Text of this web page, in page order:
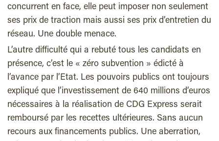
concurrent en face, elle peut imposer non seulement
ses prix de traction mais aussi ses prix d’entretien du
réseau. Une double menace.
L’autre difficulté qui a rebuté tous les candidats en
présence, c’est le « zéro subvention » édicté à
l’avance par l’Etat. Les pouvoirs publics ont toujours
expliqué que l’investissement de 640 millions d’euros
nécessaires à la réalisation de CDG Express serait
remboursé par les recettes ultérieures. Sans aucun
recours aux financements publics. Une aberration,